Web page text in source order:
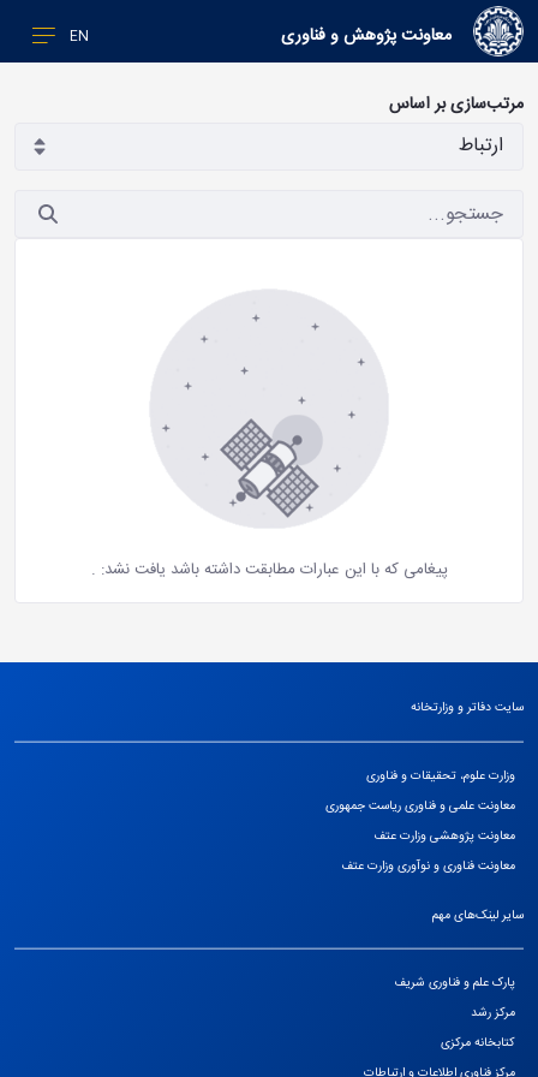
EN معاونت پژوهش و فناوری
مرتب‌سازی بر اساس
پیغامی که با این عبارات مطابقت داشته باشد یافت نشد: .
سایت دفاتر و وزارتخانه
وزارت علوم، تحقیقات و فناوری
معاونت علمی و فناوری ریاست جمهوری
معاونت پژوهشی وزارت عتف
معاونت فناوری و نوآوری وزارت عتف
سایر لینک‌های مهم
پارک علم و فناوری شریف
مرکز رشد
کتابخانه مرکزی